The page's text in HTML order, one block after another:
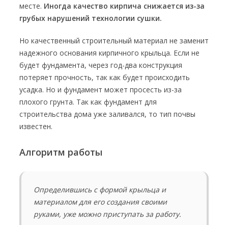
месте. Иногда качество кирпича снижается из-за
грубых нарушений технологии сушки.
Но качественный строительный материал не заменит
надежного основания кирпичного крыльца. Если не
будет фундамента, через год-два конструкция
потеряет прочность, так как будет происходить
усадка. Но и фундамент может просесть из-за
плохого грунта. Так как фундамент для
строительства дома уже заливался, то тип почвы
известен.
Алгоритм работы
Определившись с формой крыльца и
материалом для его создания своими
руками, уже можно приступать за работу.